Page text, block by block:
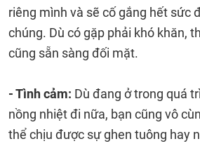
riêng mình và sẽ cố gắng hết sức
chúng. Dù có gặp phải khó khăn,
cũng sẵn sàng đối mặt.
- Tình cảm: Dù đang ở trong quá
nồng nhiệt đi nữa, bạn cũng vô
thể chịu được sự ghen tuông hay